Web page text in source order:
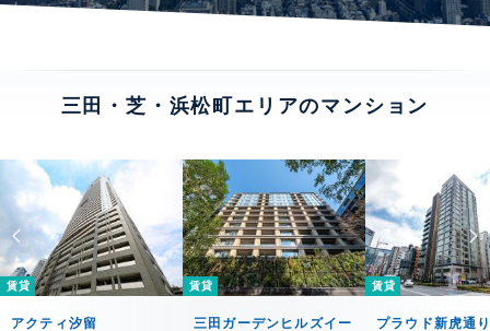
三田・芝・浜松町エリアのマンション
賃貸
アクティ汐留
賃貸
三田ガーデンヒルズイー
賃貸
プラウド新虎通